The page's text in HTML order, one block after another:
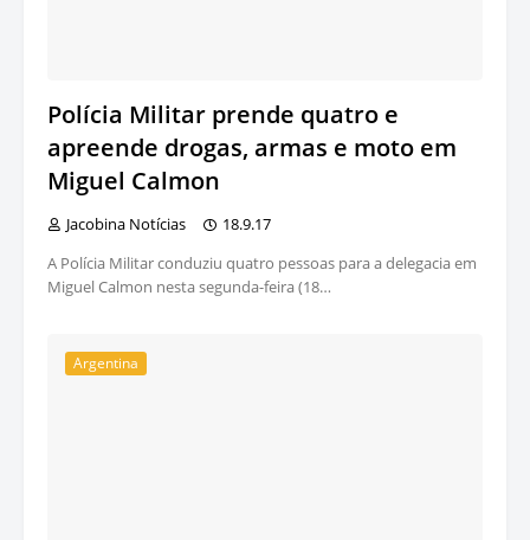
Polícia Militar prende quatro e
apreende drogas, armas e moto em
Miguel Calmon
Jacobina Notícias
18.9.17
A Polícia Militar conduziu quatro pessoas para a delegacia em
Miguel Calmon nesta segunda-feira (18…
Argentina